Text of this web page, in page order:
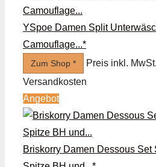
YSpoe Damen Split
Camouflage...*
Zum Shop *
Preis inkl.
Versandkosten
Angebot
Briskorry Damen Dessous Set